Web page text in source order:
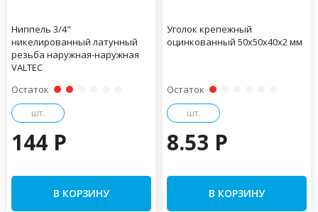
Ниппель 3/4"
никелированный латунный
резьба наружная-наружная
VALTEC
Остаток
шт.
144 P
В КОРЗИНУ
Уголок крепежный
оцинкованный 50х50х40х2 мм
Остаток
шт.
8.53 P
В КОРЗИНУ